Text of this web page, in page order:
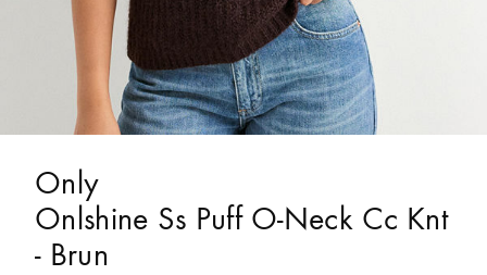
Only
Onlshine Ss Puff O-Neck Cc Knt
- Brun